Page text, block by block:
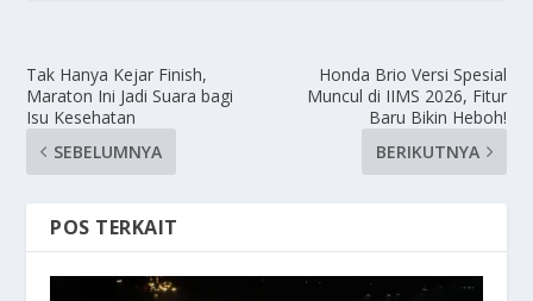
Tak Hanya Kejar Finish,
Maraton Ini Jadi Suara bagi
Isu Kesehatan
SEBELUMNYA
Honda Brio Versi Spesial
Muncul di IIMS 2026, Fitur
Baru Bikin Heboh!
BERIKUTNYA
POS TERKAIT